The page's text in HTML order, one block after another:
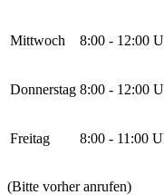
Mittwoch 8:00 - 12:00
Donnerstag 8:00 - 12:00
Freitag 8:00 - 11:00
(Bitte vorher anrufen)